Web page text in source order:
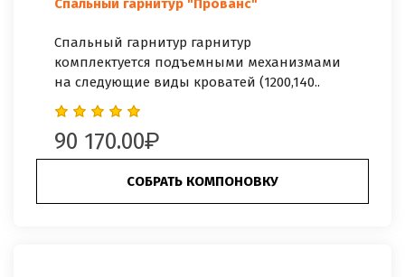
Спальный гарнитур "Прованс"
Спальный гарнитур гарнитур
комплектуется подъемными механизмами
на следующие виды кроватей (1200,140..
90 170.00
СОБРАТЬ КОМПОНОВКУ